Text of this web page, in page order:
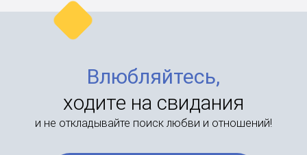
Влюбляйтесь,
ходите на свидания
и не откладывайте поиск любви и отношений!